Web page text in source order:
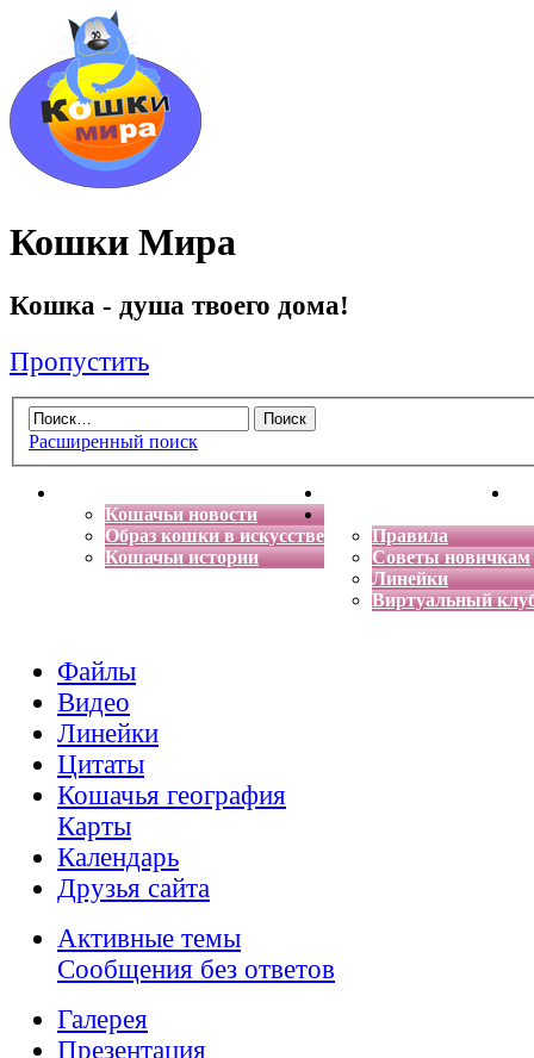
Кошки Мира
Кошка - душа твоего дома!
Пропустить
Расширенный поиск
Кошачьи новости
Образ кошки в искусстве
Кошачьи истории
Энциклопедия кошек
Правила
Советы новичкам
Линейки
Виртуальный
Файлы
Видео
Линейки
Цитаты
Кошачья география
Карты
Календарь
Друзья сайта
Активные темы
Сообщения без ответов
Галерея
Презентация